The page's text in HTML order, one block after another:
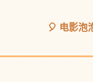
🎈 电影泡